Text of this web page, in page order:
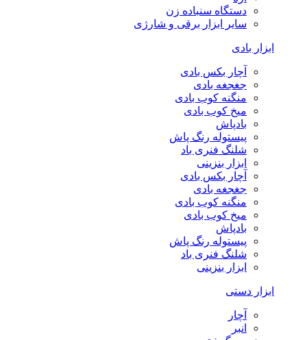
دستگاه سنباده زن
سایر ابزار برقی و شارژی
ابزار بادی
آچار بکس بادی
جغجغه بادی
منگنه کوب بادی
میخ کوب بادی
بادپاش
پیستوله رنگ پاش
شلنگ فنری باد
ابزار بنزینی
آچار بکس بادی
جغجغه بادی
منگنه کوب بادی
میخ کوب بادی
بادپاش
پیستوله رنگ پاش
شلنگ فنری باد
ابزار بنزینی
ابزار دستی
آچار
انبر